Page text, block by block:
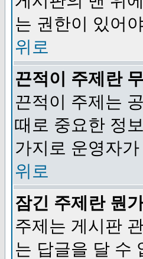
는 권한이 있어
위로
끈적이 주제란
끈적이 주제는
때로 중요한 정
가지로 운영자
위로
잠긴 주제란 뭔
주제는 게시판
는 답글을 달 수